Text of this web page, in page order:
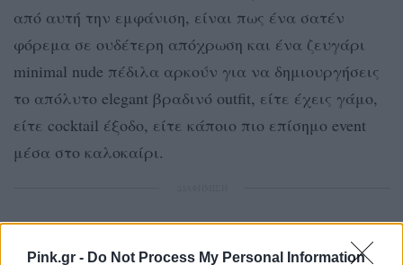
Pink.gr - Do Not Process My Personal Information
από αυτή την εμφάνιση, είναι πως ένα σατέν
φόρεμα σε ουδέτερη απόχρωση και ένα ζευγάρι
minimal nude πέδιλα αρκούν για να δημιουργήσεις
το απόλυτο elegant βραδινό outfit, είτε έχεις γάμο,
είτε cocktail έξοδο, είτε κάποιο πιο επίσημο event
μέσα στο καλοκαίρι.